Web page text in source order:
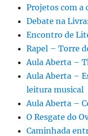
Projetos com a
Debate na
Encontro de
Rapel – Torre
Aula Aberta –
Aula Aberta –
leitura musical
Aula Aberta –
O Resgate do
Caminhada